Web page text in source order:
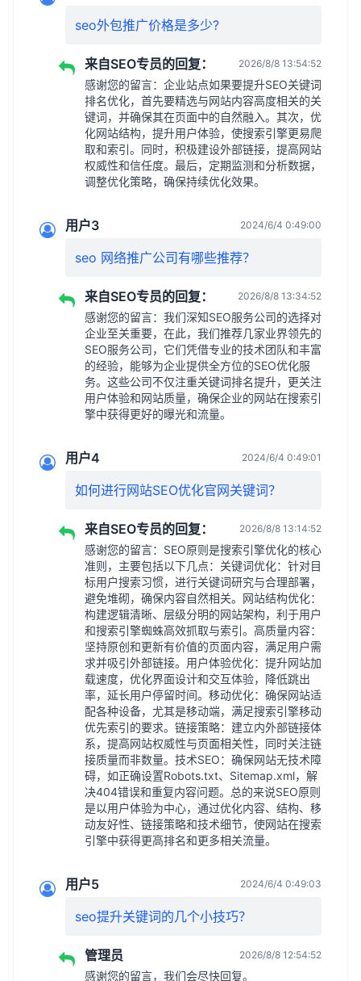
seo外包推广价格是多少?
来自SEO专员的回复： 2026/8/8 13:54:52
感谢您的留言：企业站点如果要提升SEO关键词
排名优化，首先要精选与网站内容高度相关的关
键词，并确保其在页面中的自然融入。其次，优
化网站结构，提升用户体验，使搜索引擎更易爬
取和索引。同时，积极建设外部链接，提高网站
权威性和信任度。最后，定期监测和分析数据，
调整优化策略，确保持续优化效果。
用户3 2024/6/4 0:49:00
seo 网络推广公司有哪些推荐？
来自SEO专员的回复： 2026/8/8 13:34:52
感谢您的留言：我们深知SEO服务公司的选择对
企业至关重要，在此，我们推荐几家业界领先的
SEO服务公司，它们凭借专业的技术团队和丰富
的经验，能够为企业提供全方位的SEO优化服
务。这些公司不仅注重关键词排名提升，更关注
用户体验和网站质量，确保企业的网站在搜索引
擎中获得更好的曝光和流量。
用户4 2024/6/4 0:49:01
如何进行网站SEO优化官网关键词？
来自SEO专员的回复： 2026/8/8 13:14:52
感谢您的留言：SEO原则是搜索引擎优化的核心
准则，主要包括以下几点：关键词优化：针对目
标用户搜索习惯，进行关键词研究与合理部署，
避免堆砌，确保内容自然相关。网站结构优化：
构建逻辑清晰、层级分明的网站架构，利于用户
和搜索引擎蜘蛛高效抓取与索引。高质量内容：
坚持原创和更新有价值的页面内容，满足用户需
求并吸引外部链接。用户体验优化：提升网站加
载速度，优化界面设计和交互体验，降低跳出
率，延长用户停留时间。移动优化：确保网站适
配各种设备，尤其是移动端，满足搜索引擎移动
优先索引的要求。链接策略：建立内外部链接体
系，提高网站权威性与页面相关性，同时关注链
接质量而非数量。技术SEO：确保网站无技术障
碍，如正确设置Robots.txt、Sitemap.xml，解
决404错误和重复内容问题。总的来说SEO原则
是以用户体验为中心，通过优化内容、结构、移
动友好性、链接策略和技术细节，使网站在搜索
引擎中获得更高排名和更多相关流量。
用户5 2024/6/4 0:49:03
seo提升关键词的几个小技巧？
管理员 2026/8/8 12:54:52
感谢您的留言，我们会尽快回复。